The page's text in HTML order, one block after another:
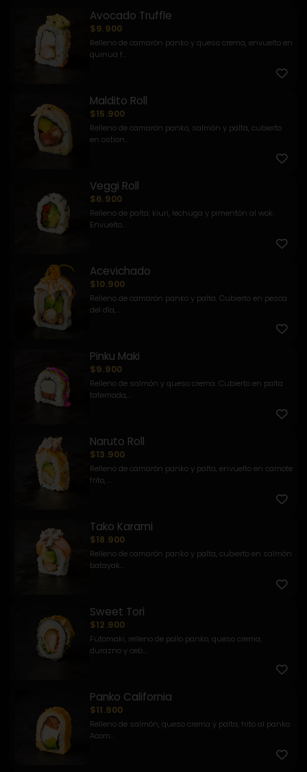
Avocado Truffle
$9.900
Relleno de camarón panko y queso crema, envuelto en
quinua f...
Maldito Roll
$15.900
Relleno de camarón panko, salmón y palta, cubierto
en ostion...
Veggi Roll
$6.900
Relleno de palta, kiuri, lechuga y pimentón al wok.
Envuelto...
Acevichado
$10.900
Relleno de camarón panko y palta. Cubierto en pesca
del día,...
Pinku Maki
$9.900
Relleno de salmón y queso crema. Cubierto en palta
tatemada,...
Naruto Roll
$13.900
Relleno de camarón panko y palta, envuelto en camote
frito, ...
Tako Karami
$18.900
Relleno de camarón panko y palta, cubierto en salmón
batayak...
Sweet Tori
$12.900
Futomaki, relleno de pollo panko, queso crema,
durazno y ceb...
Panko California
$11.900
Relleno de salmón, queso crema y palta, frito al panko.
Acom...